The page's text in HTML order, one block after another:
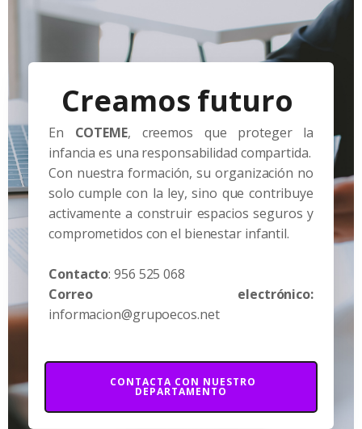
Creamos futuro
En COTEME, creemos que proteger la
infancia es una responsabilidad compartida.
Con nuestra formación, su organización no
solo cumple con la ley, sino que contribuye
activamente a construir espacios seguros y
comprometidos con el bienestar infantil.
Contacto: 956 525 068
Correo electrónico:
informacion@grupoecos.net
CONTACTA CON NUESTRO
DEPARTAMENTO